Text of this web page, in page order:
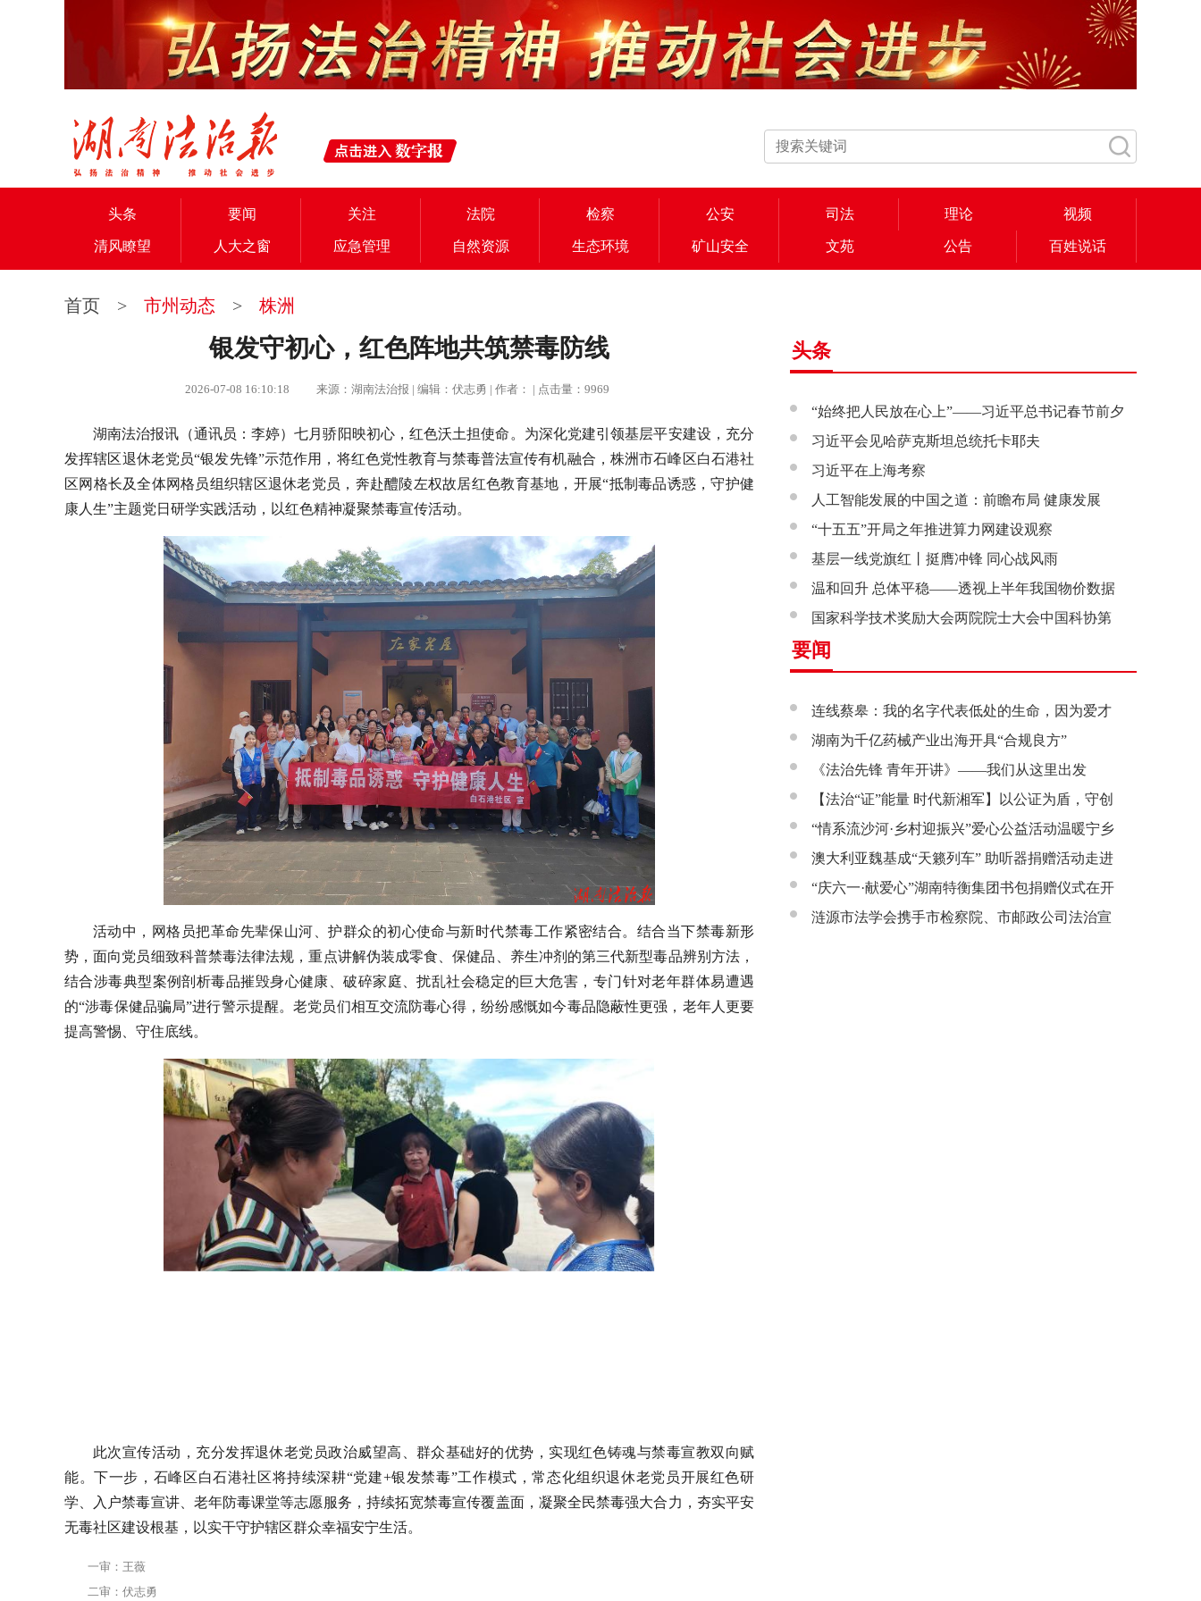
头条 要闻 关注 法院 检察 公安 司法 理论 视频
清风瞭望 人大之窗 应急管理 自然资源 生态环境 矿山安全 文苑 公告 百姓说话
首页 > 市州动态 > 株洲
银发守初心，红色阵地共筑禁毒防线
2026-07-08 16:10:18 来源：湖南法治报 | 编辑：伏志勇 | 作者： | 点击量：9969
湖南法治报讯（通讯员：李婷）七月骄阳映初心，红色沃土担使命。为深化党建引领基层平安建设，充分
发挥辖区退休老党员“银发先锋”示范作用，将红色党性教育与禁毒普法宣传有机融合，株洲市石峰区白石港社
区网格长及全体网格员组织辖区退休老党员，奔赴醴陵左权故居红色教育基地，开展“抵制毒品诱惑，守护健
康人生”主题党日研学实践活动，以红色精神凝聚禁毒宣传活动。
活动中，网格员把革命先辈保山河、护群众的初心使命与新时代禁毒工作紧密结合。结合当下禁毒新形
势，面向党员细致科普禁毒法律法规，重点讲解伪装成零食、保健品、养生冲剂的第三代新型毒品辨别方法，
结合涉毒典型案例剖析毒品摧毁身心健康、破碎家庭、扰乱社会稳定的巨大危害，专门针对老年群体易遭遇
的“涉毒保健品骗局”进行警示提醒。老党员们相互交流防毒心得，纷纷感慨如今毒品隐蔽性更强，老年人更要
提高警惕、守住底线。
此次宣传活动，充分发挥退休老党员政治威望高、群众基础好的优势，实现红色铸魂与禁毒宣教双向赋
能。下一步，石峰区白石港社区将持续深耕“党建+银发禁毒”工作模式，常态化组织退休老党员开展红色研
学、入户禁毒宣讲、老年防毒课堂等志愿服务，持续拓宽禁毒宣传覆盖面，凝聚全民禁毒强大合力，夯实平安
无毒社区建设根基，以实干守护辖区群众幸福安宁生活。
一审：王薇
二审：伏志勇
头条
“始终把人民放在心上”——习近平总书记春节前夕
赴辽宁看望慰问基层干部群众纪实
习近平会见哈萨克斯坦总统托卡耶夫
习近平在上海考察
人工智能发展的中国之道：前瞻布局 健康发展
“十五五”开局之年推进算力网建设观察
基层一线党旗红丨挺膺冲锋 同心战风雨
温和回升 总体平稳——透视上半年我国物价数据
国家科学技术奖励大会两院院士大会中国科协第
十一次全国代表大会在京召开
要闻
连线蔡皋：我的名字代表低处的生命，因为爱才
接近理想的高地
湖南为千亿药械产业出海开具“合规良方”
《法治先锋 青年开讲》——我们从这里出发
【法治“证”能量 时代新湘军】以公证为盾，守创
新之魂 湖南青年公证人为知识产权保护筑牢防线
“情系流沙河·乡村迎振兴”爱心公益活动温暖宁乡
市流沙河镇
澳大利亚魏基成“天籁列车” 助听器捐赠活动走进
开慧镇
“庆六一·献爱心”湖南特衡集团书包捐赠仪式在开
慧镇举行
涟源市法学会携手市检察院、市邮政公司法治宣